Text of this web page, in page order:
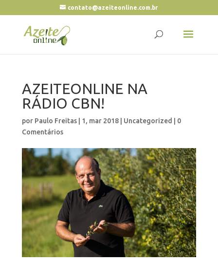
contato@azeiteonline.com.br
AZEITEONLINE NA
RÁDIO CBN!
por Paulo Freitas| 1, mar 2018| Uncategorized
0
Comentários